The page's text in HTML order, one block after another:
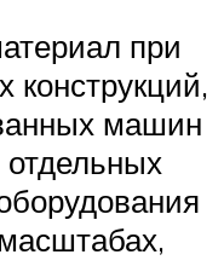
при
конструкций,
машин